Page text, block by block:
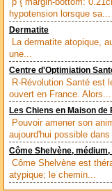
hypotension lorsque sa...
Dermatite
La dermatite atopique,
une...
Centre d'Optimiation
R-Révolution Santé est
ouvert en France. Alors...
Les Chiens en Maison de
Pouvoir amener son
aujourd'hui possible
Côme Shelvène,
Côme Shelvène est
atypique; le chemin...